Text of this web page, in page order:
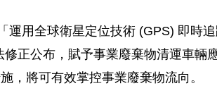
運用全球衛星定位技術 (GPS) 即時
正公布，賦予事業廢棄物清運車
，將可有效掌控事業廢棄物流向。